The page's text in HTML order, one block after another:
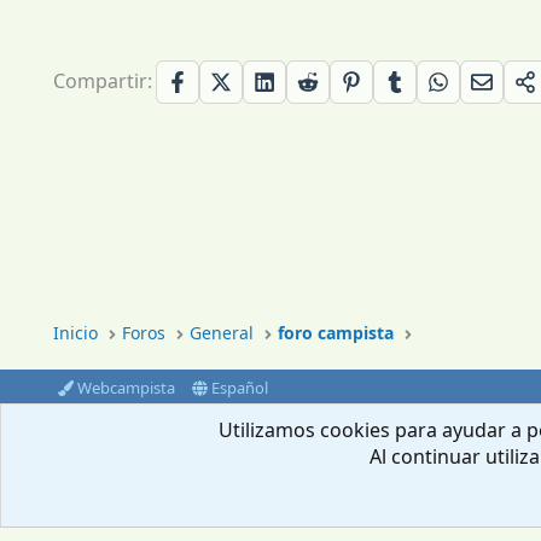
Compartir:
Inicio Foros General foro campista
Webcampista Español
Community platform by XenForo © 2010-2024 XenForo Ltd.
Utilizamos cookies para ayudar a
Al continuar